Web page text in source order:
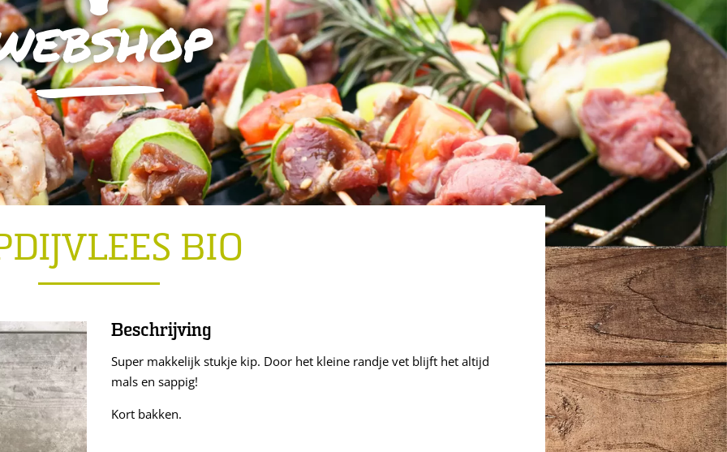
BIO
Beschrijving
Super makkelijk stukje kip. Door het kleine randje vet blijft het altijd
mals en sappig!
Kort bakken.